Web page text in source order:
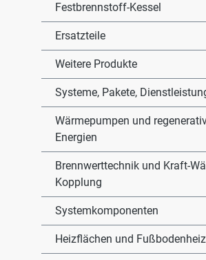
Festbrennstoff-Kessel
Ersatzteile
Weitere Produkte
Systeme, Pakete,
Wärmepumpen und
Energien
Brennwerttechnik und Kraft-
Kopplung
Systemkomponenten
Heizflächen und